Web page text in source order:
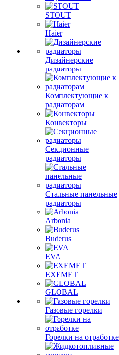
STOUT
Haier
Дизайнерские
радиаторы
Комплектующие к
радиаторам
Конвекторы
Секционные
радиаторы
Стальные панельные
радиаторы
Arbonia
Buderus
EVA
EXEMET
GLOBAL
Газовые горелки
Горелки на отработке